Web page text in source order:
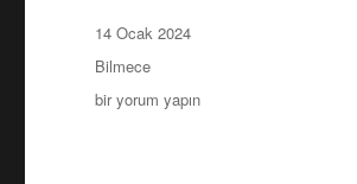
Yayın
tarihi
14 Ocak 2024
Kategoriler
Bilmece
Altıgenler
bir yorum yapın